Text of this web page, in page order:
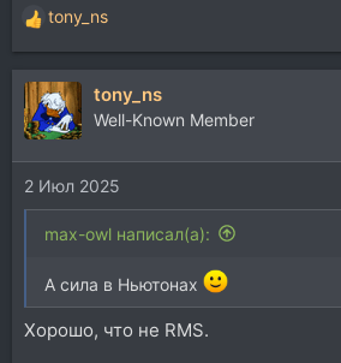
Р
е
а
к
ц
и
и
:
tony_ns
tony_ns
Well-Known Member
2 Июл 2025
max-owl написал(а):
А сила в Ньютонах
Хорошо, что не RMS.